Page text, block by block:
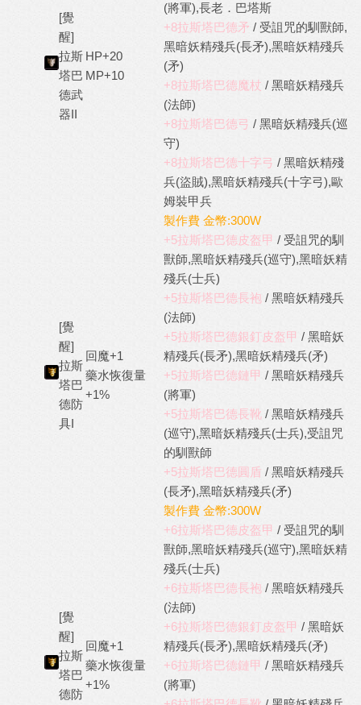
[覺
醒]
拉斯
塔巴
德武
器II
HP+20
MP+10
(將軍),長老．巴塔斯
+8拉斯塔巴德矛 / 受詛咒的馴獸師,
黑暗妖精殘兵(長矛),黑暗妖精殘兵
(矛)
+8拉斯塔巴德魔杖 / 黑暗妖精殘兵
(法師)
+8拉斯塔巴德弓 / 黑暗妖精殘兵(巡
守)
+8拉斯塔巴德十字弓 / 黑暗妖精殘
兵(盜賊),黑暗妖精殘兵(十字弓),歐
姆裝甲兵
製作費 金幣:300W
[覺
醒]
拉斯
塔巴
德防
具I
回魔+1
藥水恢復量
+1%
+5拉斯塔巴德皮盔甲 / 受詛咒的馴
獸師,黑暗妖精殘兵(巡守),黑暗妖精
殘兵(士兵)
+5拉斯塔巴德長袍 / 黑暗妖精殘兵
(法師)
+5拉斯塔巴德銀釘皮盔甲 / 黑暗妖
精殘兵(長矛),黑暗妖精殘兵(矛)
+5拉斯塔巴德鏈甲 / 黑暗妖精殘兵
(將軍)
+5拉斯塔巴德長靴 / 黑暗妖精殘兵
(巡守),黑暗妖精殘兵(士兵),受詛咒
的馴獸師
+5拉斯塔巴德圓盾 / 黑暗妖精殘兵
(長矛),黑暗妖精殘兵(矛)
製作費 金幣:300W
[覺
醒]
拉斯
塔巴
德防
回魔+1
藥水恢復量
+1%
+6拉斯塔巴德皮盔甲 / 受詛咒的馴
獸師,黑暗妖精殘兵(巡守),黑暗妖精
殘兵(士兵)
+6拉斯塔巴德長袍 / 黑暗妖精殘兵
(法師)
+6拉斯塔巴德銀釘皮盔甲 / 黑暗妖
精殘兵(長矛),黑暗妖精殘兵(矛)
+6拉斯塔巴德鏈甲 / 黑暗妖精殘兵
(將軍)